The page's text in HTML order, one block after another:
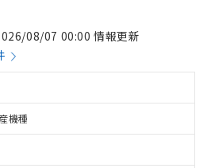
08/07 00:00 情報更新
機種